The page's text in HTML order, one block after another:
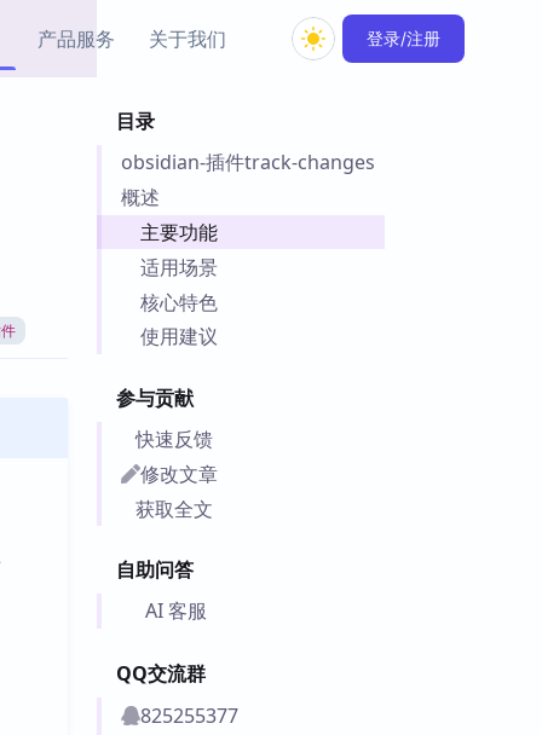
产品服务
Obsidian 教程
关于我们 登录/注册
目录
obsidian-插件track-changes
概述
主要功能
适用场景
核心特色
使用建议
参与贡献
快速反馈
修改文章
获取全文
自助问答
AI 客服
QQ交流群
825255377